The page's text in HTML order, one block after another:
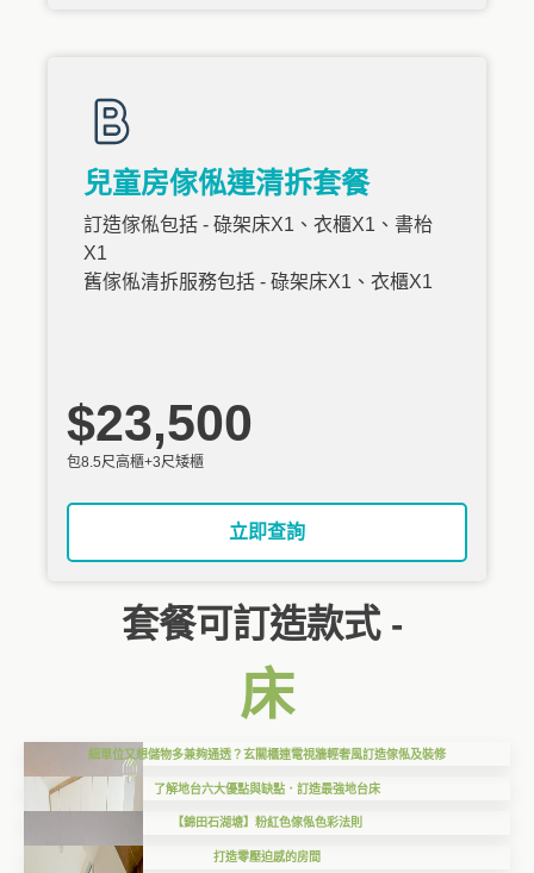
兒童房傢俬連清拆套餐
訂造傢俬包括 - 碌架床X1、衣櫃X1、書枱
X1
舊傢俬清拆服務包括 - 碌架床X1、衣櫃X1
$23,500
包8.5尺高櫃+3尺矮櫃
立即查詢
套餐可訂造款式 -
床
細單位又想儲物多兼夠通透？玄關櫃連電視牆輕奢風訂造傢俬及裝修
了解地台六大優點與缺點．訂造最強地台床
【錦田石湖塘】粉紅色傢俬色彩法則
打造零壓迫感的房間